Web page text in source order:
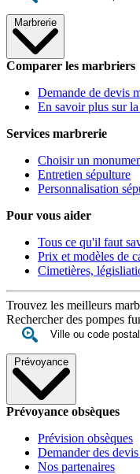
Marbrerie
Comparer les marbriers
Demande de devis
En savoir plus sur
Services marbrerie
Choisir un
Entretien sépulture
Personnalisation
Pour vous aider
Tous ce qu'il faut
Prix et modèles de
Cimetières,
Trouvez les meilleurs
Rechercher des pompes
Prévoyance
Prévoyance obsèques
Prévision obsèques
Demander des
Nos partenaires